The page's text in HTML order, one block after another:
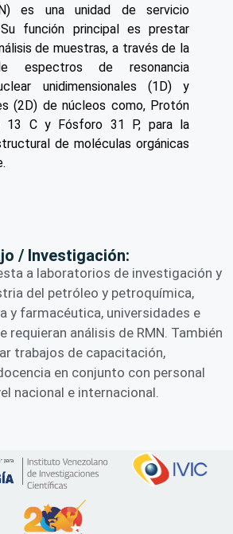
es una unidad de servicio
función principal es prestar
de muestras, a través de la
espectros de resonancia
unidimensionales (1D) y
(2D) de núcleos como, Protón
13 C y Fósforo 31 P, para la
de moléculas orgánicas
/ Investigación:
a laboratorios de investigación y
del petróleo y petroquímica,
y farmacéutica, universidades e
requieran análisis de RMN. También
trabajos de capacitación,
en conjunto con personal
nacional e internacional.